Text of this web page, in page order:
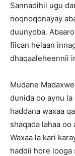
Sannadihii ugu
noqnoqonayay
duunyoba.
fiican helaan
dhaqaaleheennii
Mudane
dunida oo aynu la
haddana waxaa
shaqada lahaa
Waxaa la kari
haddii hore looga